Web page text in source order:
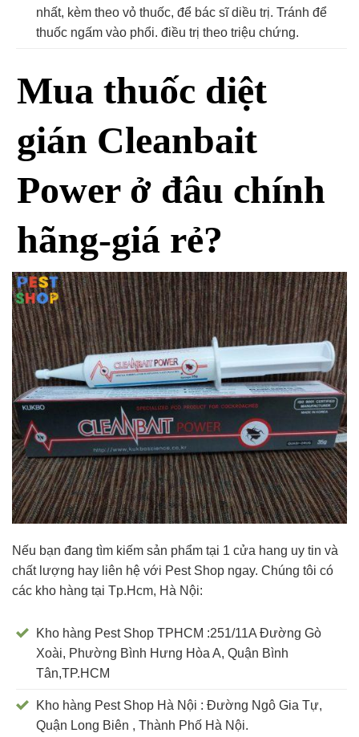
nhất, kèm theo vỏ thuốc, để bác sĩ diều trị. Tránh để
thuốc ngấm vào phổi. điều trị theo triệu chứng.
Mua thuốc diệt
gián Cleanbait
Power ở đâu chính
hãng-giá rẻ?
Nếu bạn đang tìm kiếm sản phẩm tại 1 cửa hang uy tin và
chất lượng hay liên hệ với Pest Shop ngay. Chúng tôi có
các kho hàng tại Tp.Hcm, Hà Nội:
Kho hàng Pest Shop TPHCM :251/11A Đường Gò
Xoài, Phường Bình Hưng Hòa A, Quận Bình
Tân,TP.HCM
Kho hàng Pest Shop Hà Nội : Đường Ngô Gia Tự,
Quận Long Biên , Thành Phố Hà Nội.